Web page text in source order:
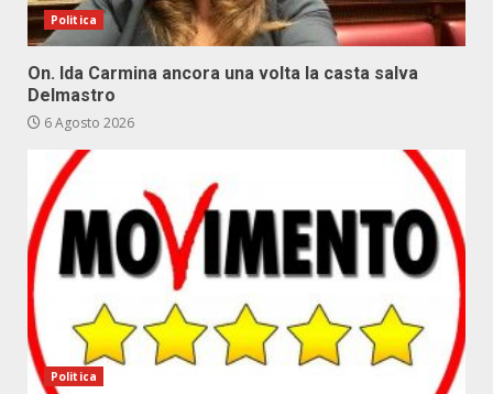
Politica
On. Ida Carmina ancora una volta la casta salva
Delmastro
6 Agosto 2026
Politica